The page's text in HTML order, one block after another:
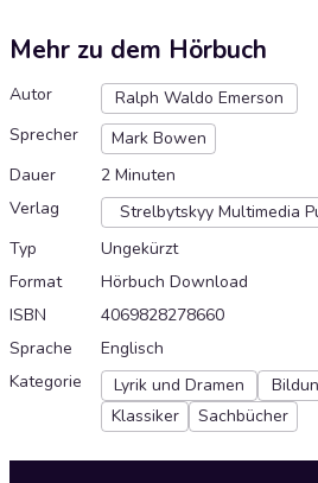
Mehr zu dem Hörbuch
Autor
Ralph Waldo Emerson
Sprecher
Mark Bowen
Dauer
2 Minuten
Verlag
Strelbytskyy Multimedia
Typ
Ungekürzt
Format
Hörbuch Download
ISBN
4069828278660
Sprache
Englisch
Kategorie
Lyrik und Dramen
Klassiker
Sachbücher